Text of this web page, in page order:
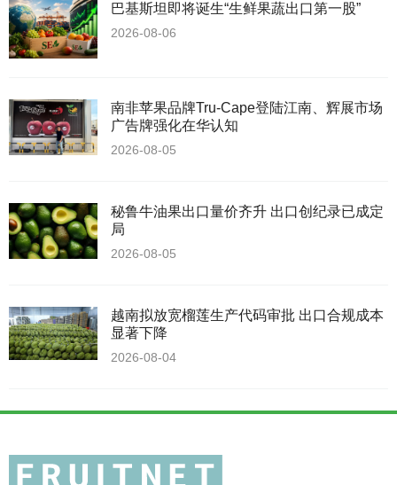
巴基斯坦即将诞生“生鲜果蔬出口第一股”
2026-08-06
南非苹果品牌Tru-Cape登陆江南、辉展市场
广告牌强化在华认知
2026-08-05
秘鲁牛油果出口量价齐升 出口创纪录已成定
局
2026-08-05
越南拟放宽榴莲生产代码审批 出口合规成本
显著下降
2026-08-04